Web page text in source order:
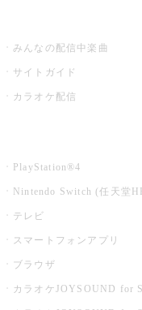
みんなの配信中楽曲
サイトガイド
カラオケ配信
PlayStation®4
Nintendo Switch (任天堂
テレビ
スマートフォンアプリ
ブラウザ
カラオケJOYSOUND for